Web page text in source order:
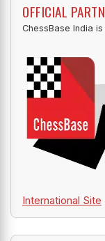
OFFICIAL
ChessBase India
International Site